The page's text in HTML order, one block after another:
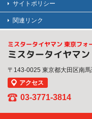
サイトポリシー
関連リンク
ミスタータイヤマン 東京フォ
ミスタータイヤマ
〒143-0025 東京都大田区南馬
アクセス
03-3771-3814